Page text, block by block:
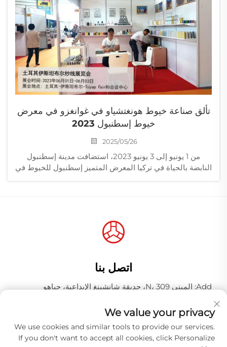
تألق صناعة خيوط هونغتشياو في غوانغزو في معرض
خيوط إسطنبول 2023
2025/05/26
من 1 يونيو إلى 3 يونيو 2023، استضافت مدينة إسطنبول
النابضة بالحياة في تركيا المعرض المتميز إسطنبول للخيوط في
اتصل بنا
Add: المبنى N، 309، حديقة شانشينغ الإبداعية، جياهو
الصين، الرمز البريدي 510000
الهاتف:+86-18925123039
البريد الإلكتروني:[email protected]
We value your privacy
We use cookies and similar tools to provide our services.
If you don't want to accept all cookies, click Personalize